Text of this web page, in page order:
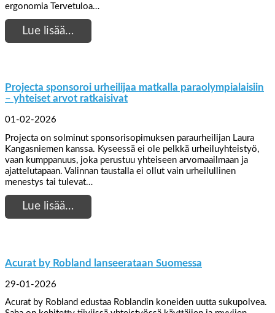
ergonomia Tervetuloa…
Lue lisää…
Projecta sponsoroi urheilijaa matkalla paraolympialaisiin
– yhteiset arvot ratkaisivat
01-02-2026
Projecta on solminut sponsorisopimuksen paraurheilijan Laura
Kangasniemen kanssa. Kyseessä ei ole pelkkä urheiluyhteistyö,
vaan kumppanuus, joka perustuu yhteiseen arvomaailmaan ja
ajattelutapaan. Valinnan taustalla ei ollut vain urheilullinen
menestys tai tulevat…
Lue lisää…
Acurat by Robland lanseerataan Suomessa
29-01-2026
Acurat by Robland edustaa Roblandin koneiden uutta sukupolvea.